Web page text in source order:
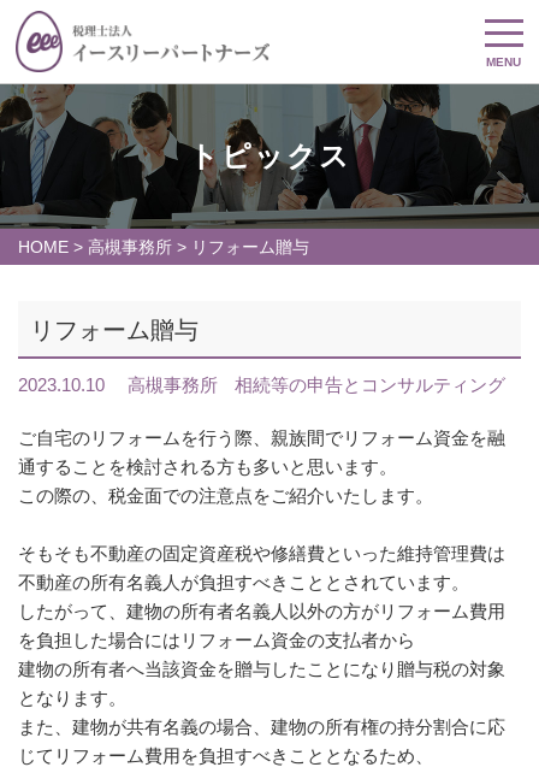
MENU
トピックス
HOME > 高槻事務所 > リフォーム贈与
リフォーム贈与
2023.10.10 高槻事務所 相続等の申告とコンサルティング
ご自宅のリフォームを行う際、親族間でリフォーム資金を融
通することを検討される方も多いと思います。
この際の、税金面での注意点をご紹介いたします。
そもそも不動産の固定資産税や修繕費といった維持管理費は
不動産の所有名義人が負担すべきこととされています。
したがって、建物の所有者名義人以外の方がリフォーム費用
を負担した場合にはリフォーム資金の支払者から
建物の所有者へ当該資金を贈与したことになり贈与税の対象
となります。
また、建物が共有名義の場合、建物の所有権の持分割合に応
じてリフォーム費用を負担すべきこととなるため、